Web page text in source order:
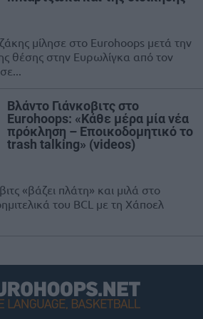
μίλησε στο Eurohoops μετά την
θέσης στην Ευρωλίγκα από τον
Βλάντο Γιάνκοβιτς στο
Eurohoops: «Κάθε μέρα μία νέα
πρόκληση – Eποικοδομητικό το
trash talking» (videos)
«βάζει πλάτη» και μιλά στο
του BCL με τη Χάποελ